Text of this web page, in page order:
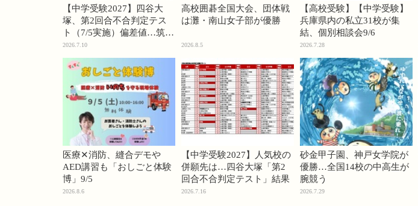
【中学受験2027】四谷大
塚、第2回合不合判定テス
ト（7/5実施）偏差値…筑駒
74・桜蔭70＜PR＞
2026.7.10
高校囲碁全国大会、団体戦
は灘・南山女子部が優勝
2026.8.5
【高校受験】【中学受験】
兵庫県内の私立31校が集
結、個別相談会9/6
2026.7.28
医療✕消防、縫合デモや
AED講習も「おしごと体験
博」9/5
2026.8.6
【中学受験2027】人気校の
併願先は…四谷大塚「第2
回合不合判定テスト」結果
2026.7.16
砂金甲子園、神戸女学院が
優勝…全国14校の中高生が
腕競う
2026.7.29